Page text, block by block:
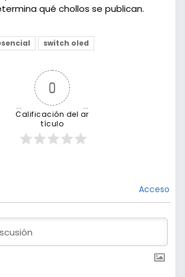
qué chollos se publican.
switch oled
0
Calificación del ar
tículo
Acceso